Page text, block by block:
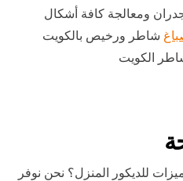
ومعالجة كافة أشكال
شاطر ورخيص بالكويت
الكويت
للديكور المنزل؟ نحن نوفر